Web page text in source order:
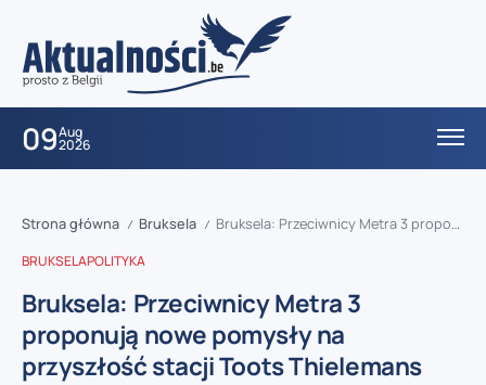
09Aug
2026
Strona główna / Bruksela / Bruksela: Przeciwnicy Metra 3 proponują nowe pomysły na przyszłość stacji Toots Thielemans
BRUKSELAPOLITYKA
Bruksela: Przeciwnicy Metra 3
proponują nowe pomysły na
przyszłość stacji Toots Thielemans